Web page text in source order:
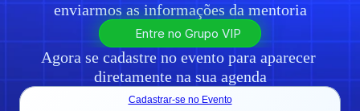
enviarmos as informações da mentoria
Entre no Grupo VIP
Agora se cadastre no evento para aparecer
diretamente na sua agenda